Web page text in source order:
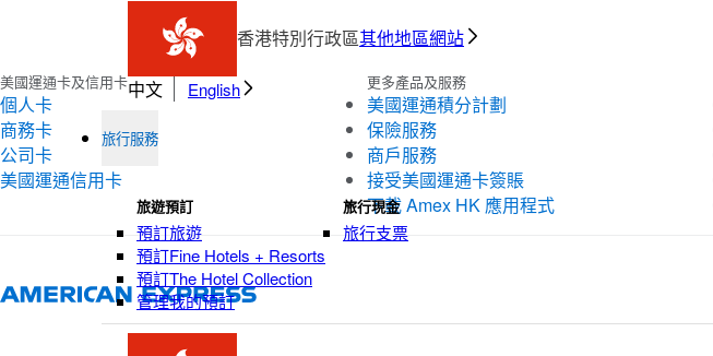
香港特別行政區其他地區網站
中文 English
旅行服務
旅遊預訂
預訂旅遊
預訂Fine Hotels + Resorts
預訂The Hotel Collection
管理我的預訂
旅行現金
旅行支票
美國運通卡及信用卡
個人卡
商務卡
公司卡
美國運通信用卡
更多產品及服務
美國運通積分計劃
保險服務
商戶服務
接受美國運通卡簽賬
下載 Amex HK 應用程式